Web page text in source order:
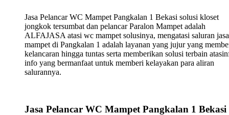
Jasa Pelancar WC Mampet Pangkalan 1 Bekasi solusi kloset
jongkok tersumbat dan pelancar Paralon Mampet adalah
ALFAJASA atasi wc mampet solusinya, mengatasi saluran jasa
mampet di Pangkalan 1 adalah layanan yang jujur yang
kelancaran hingga tuntas serta memberikan solusi terbain
info yang bermanfaat untuk memberi kelayakan para aliran
salurannya.
Jasa Pelancar WC Mampet Pangkalan 1 Bekasi